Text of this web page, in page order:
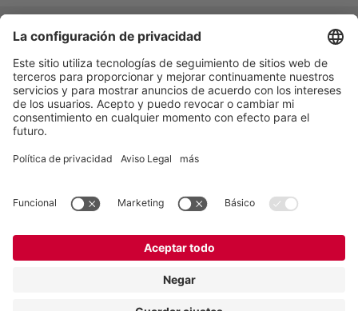
Vogelsang -
Leading in Technology
Vogelsang GmbH & Co. KG
Holthoege 10-14
49632 Essen (Oldenburg)